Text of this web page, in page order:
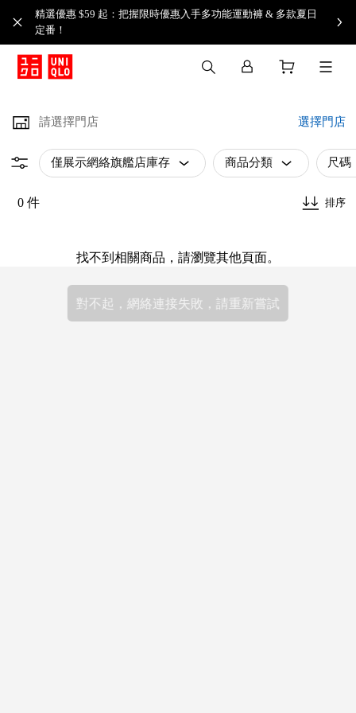
精選優惠 $59 起：把握限時優惠入手多功能運動褲 & 多款夏日
定番！​
請選擇門店 選擇門店
僅展示網絡旗艦店庫存 商品分類 尺碼
0 件 排序
找不到相關商品，請瀏覽其他頁面。